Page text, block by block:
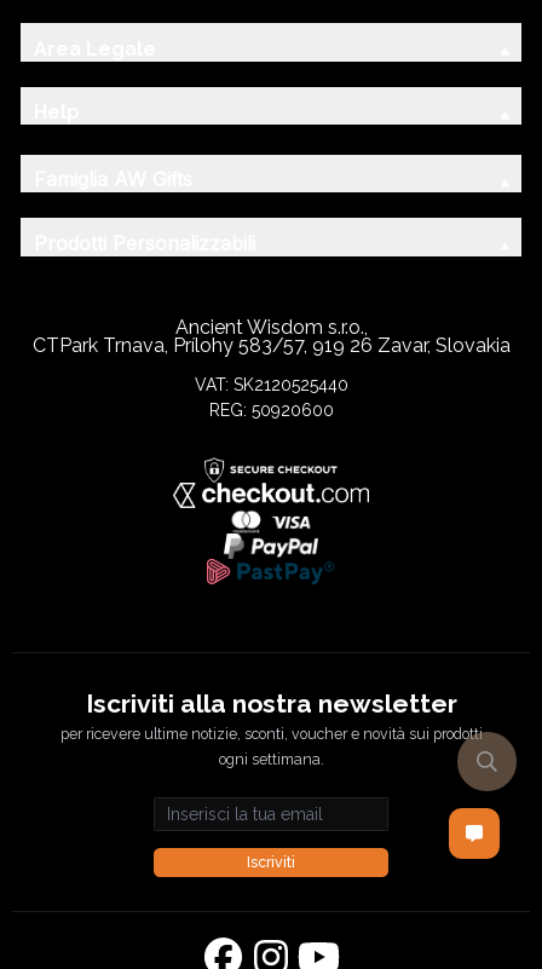
Ancient Wisdom s.r.o.,
CTPark Trnava, Prílohy 583/57, 919 26 Zavar, Slovakia
VAT: SK2120525440
REG: 50920600
Iscriviti alla nostra newsletter
per ricevere ultime notizie, sconti, voucher e novità sui prodotti
ogni settimana.
Email address
Iscriviti